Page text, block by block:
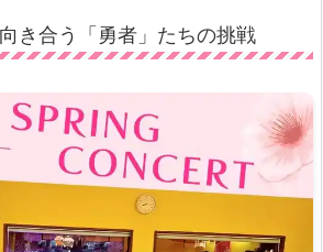
き合う「勇者」たちの挑戦